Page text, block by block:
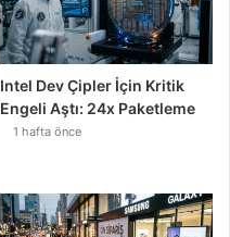
Intel Dev Çipler İçin Kritik
Engeli Aştı: 24x Paketleme
1 hafta önce